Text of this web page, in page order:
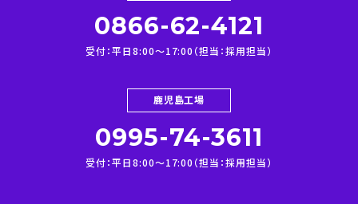
0866-62-4121
受付：平⽇8:00～17:00（担当：採⽤担当）
鹿児島工場
0995-74-3611
受付：平⽇8:00～17:00（担当：採⽤担当）